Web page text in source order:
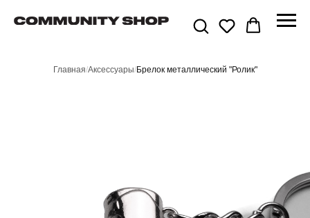
Главная/Аксессуары/Брелок металлический "Ролик"